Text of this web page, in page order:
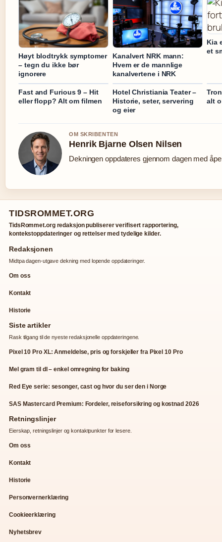
Høyt blodtrykk symptomer
– tegn du ikke bør
ignorere
Kanalvert NRK mann:
Hvem er de mannlige
kanalvertene i NRK
Kia
et
Fast and Furious 9 – Hit
eller flopp? Alt om filmen
Hotel Christiania Teater –
Historie, seter, servering
og eier
alt
OM SKRIBENTEN
Henrik Bjarne Olsen Nilsen
Dekningen oppdateres gjennom dagen med
TIDSROMMET.ORG
TidsRommet.org redaksjon publiserer verifisert rapportering,
kontekstoppdateringer og rettelser med tydelige kilder.
Redaksjonen
Midtpa dagen-utgave dekning med lopende oppdateringer.
Om oss
Kontakt
Historie
Siste artikler
Rask tilgang til de nyeste redaksjonelle oppdateringene.
Pixel 10 Pro XL: Anmeldelse, pris og forskjeller fra Pixel 10 Pro
Mel gram til dl – enkel omregning for baking
Red Eye serie: sesonger, cast og hvor du ser den i Norge
SAS Mastercard Premium: Fordeler, reiseforsikring og kostnad 2026
Retningslinjer
Eierskap, retningslinjer og kontaktpunkter for lesere.
Om oss
Kontakt
Historie
Personvernerklæring
Cookieerklæring
Nyhetsbrev